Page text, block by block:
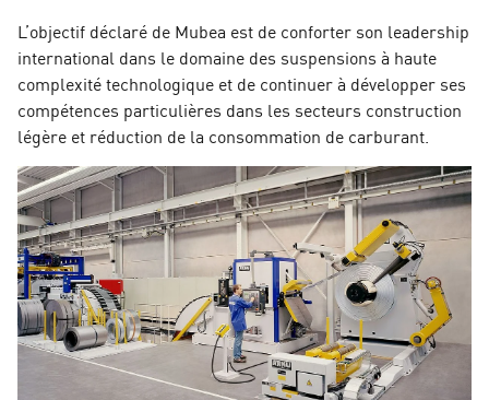
L’objectif déclaré de Mubea est de conforter son leadership
international dans le domaine des suspensions à haute
complexité technologique et de continuer à développer ses
compétences particulières dans les secteurs construction
légère et réduction de la consommation de carburant.